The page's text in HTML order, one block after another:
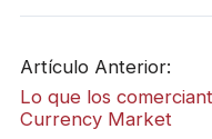
Artículo Anterior:
Lo que los
Currency Market